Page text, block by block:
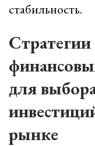
стабильность.
для
рынке